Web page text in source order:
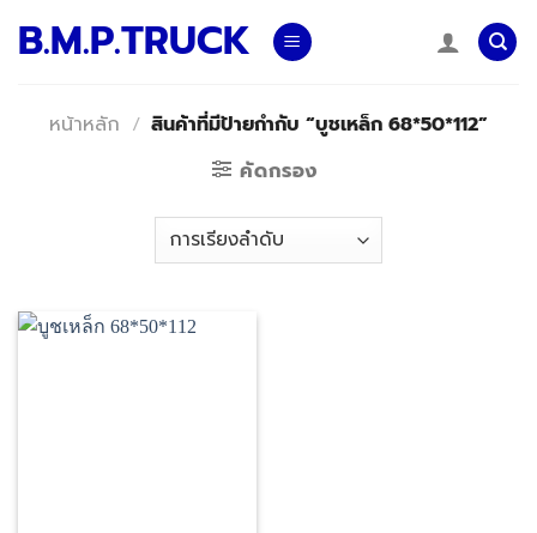
B.M.P.TRUCK
หน้าหลัก / สินค้าที่มีป้ายกำกับ “บูชเหล็ก 68*50*112”
คัดกรอง